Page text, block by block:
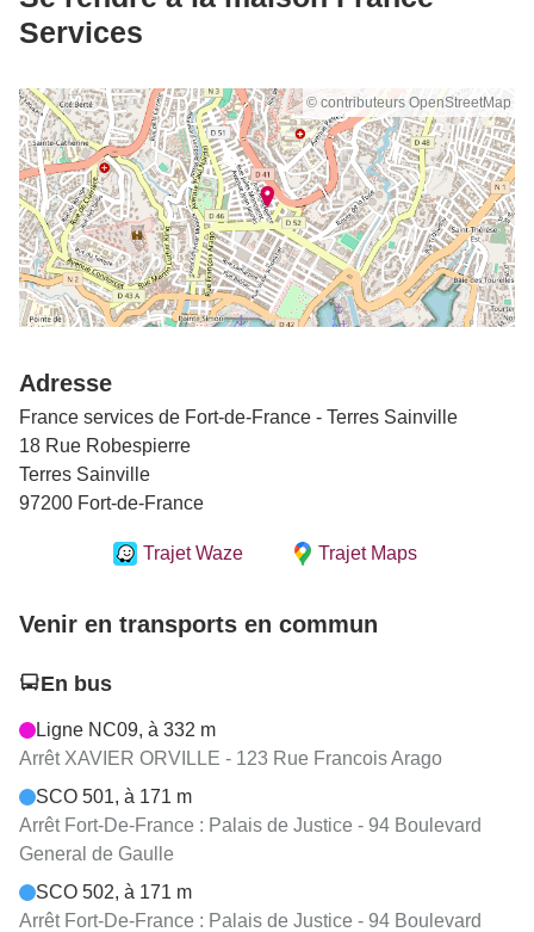
Services
© contributeurs OpenStreetMap
Adresse
France services de Fort-de-France - Terres Sainville
18 Rue Robespierre
Terres Sainville
97200 Fort-de-France
Trajet Waze Trajet Maps
Venir en transports en commun
En bus
Ligne NC09, à 332 m
Arrêt XAVIER ORVILLE - 123 Rue Francois Arago
SCO 501, à 171 m
Arrêt Fort-De-France : Palais de Justice - 94 Boulevard
General de Gaulle
SCO 502, à 171 m
Arrêt Fort-De-France : Palais de Justice - 94 Boulevard